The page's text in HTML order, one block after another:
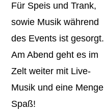
Für Speis und Trank,
sowie Musik während
des Events ist gesorgt.
Am Abend geht es im
Zelt weiter mit Live-
Musik und eine Menge
Spaß!